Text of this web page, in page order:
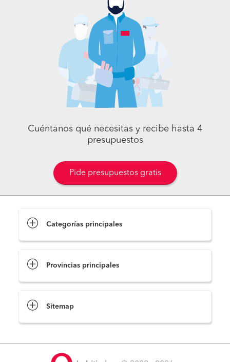
Cuéntanos qué necesitas y recibe hasta 4
presupuestos
Pide presupuestos gratis
Categorías principales
Provincias principales
Sitemap